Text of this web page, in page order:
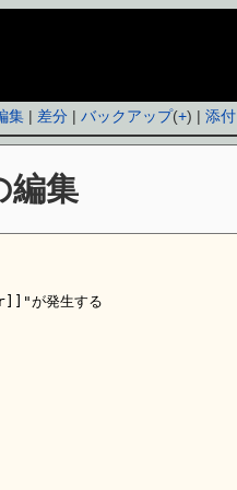
集 | 差分 |バックアップ(+) |添付
編集